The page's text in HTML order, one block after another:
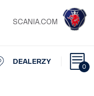
SCANIA.COM
0
DEALERZY